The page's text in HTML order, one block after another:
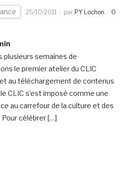
25/10/2011 par PY Lochon
0
plusieurs semaines de
le premier atelier du CLIC
au téléchargement de contenus
CLIC s’est imposé comme une
au carrefour de la culture et des
célébrer […]